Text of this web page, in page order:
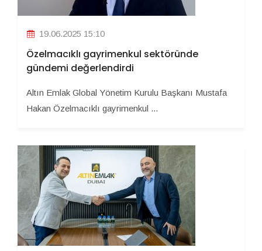
19.06.2025 15:10
Özelmacıklı gayrimenkul sektöründe
gündemi değerlendirdi
Altın Emlak Global Yönetim Kurulu Başkanı Mustafa
Hakan Özelmacıklı gayrimenkul ...